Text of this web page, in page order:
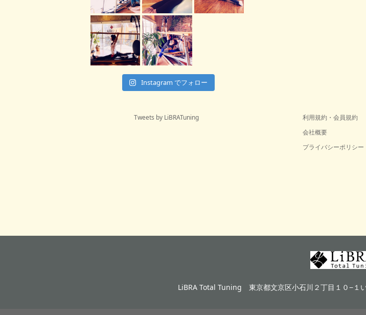
Instagram でフォロー
Tweets by LiBRATuning
利用規約・会員規約
会社概要
プライバシーポリシー
LiBRA Total Tuning 東京都文京区小石川２丁目１０−